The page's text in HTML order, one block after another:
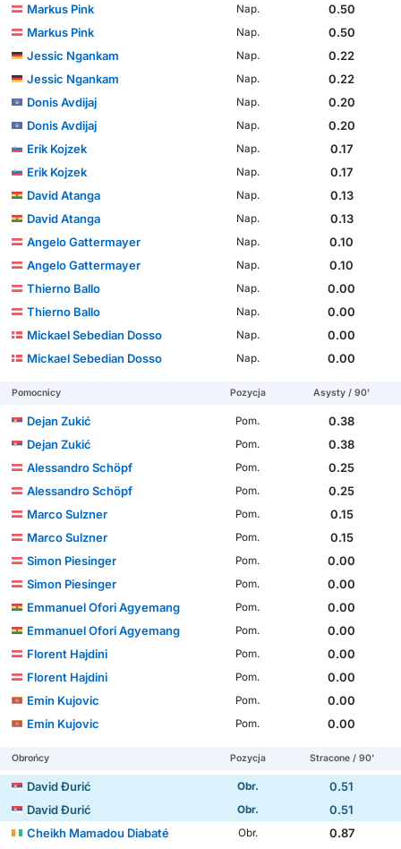
Markus Pink Nap.
0.50
Markus Pink
Nap.
0.50
Jessic Ngankam
Nap.
0.22
Jessic Ngankam
Nap.
0.22
Donis Avdijaj
Nap.
0.20
Donis Avdijaj
Nap.
0.20
Erik Kojzek
Nap.
0.17
Erik Kojzek
Nap.
0.17
David Atanga
Nap.
0.13
David Atanga
Nap.
0.13
Angelo Gattermayer
Nap.
0.10
Angelo Gattermayer
Nap.
0.10
Thierno Ballo
Nap.
0.00
Thierno Ballo
Nap.
0.00
Mickael Sebedian Dosso
Nap.
0.00
Mickael Sebedian Dosso
Nap. 0.00
Pomocnicy Pozycja Asysty / 90'
Dejan Zukić Pom.
0.38
Dejan Zukić
Pom.
0.38
Alessandro Schöpf
Pom.
0.25
Alessandro Schöpf
Pom.
0.25
Marco Sulzner
Pom.
0.15
Marco Sulzner
Pom.
0.15
Simon Piesinger
Pom.
0.00
Simon Piesinger
Pom.
0.00
Emmanuel Ofori Agyemang
Pom.
0.00
Emmanuel Ofori Agyemang
Pom.
0.00
Florent Hajdini
Pom.
0.00
Florent Hajdini
Pom.
0.00
Emin Kujovic
Pom.
0.00
Emin Kujovic
Pom. 0.00
Obrońcy Pozycja Stracone / 90'
David Đurić Obr.
0.51
David Đurić
Obr.
0.51
Cheikh Mamadou Diabaté
Obr.
0.87